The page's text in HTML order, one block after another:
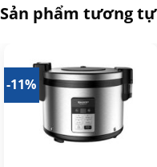
Sản phẩm tương tự
-11%